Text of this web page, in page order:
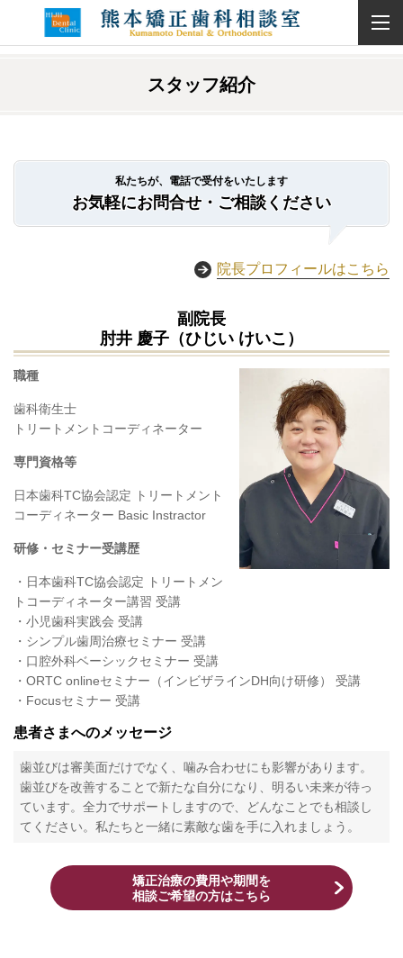
スタッフ紹介
私たちが、電話で受付をいたします
お気軽にお問合せ・ご相談ください
院長プロフィールはこちら
副院長
肘井 慶子（ひじい けいこ）
職種
歯科衛生士
トリートメントコーディネーター
専門資格等
日本歯科TC協会認定 トリートメント
コーディネーター Basic Instractor
研修・セミナー受講歴
・日本歯科TC協会認定 トリートメン
トコーディネーター講習 受講
・小児歯科実践会 受講
・シンプル歯周治療セミナー 受講
・口腔外科ベーシックセミナー 受講
・ORTC onlineセミナー（インビザラインDH向け研修） 受講
・Focusセミナー 受講
患者さまへのメッセージ
歯並びは審美面だけでなく、噛み合わせにも影響があります。
歯並びを改善することで新たな自分になり、明るい未来が待っ
ています。全力でサポートしますので、どんなことでも相談し
てください。私たちと一緒に素敵な歯を手に入れましょう。
矯正治療の費用や期間を
相談ご希望の方はこちら